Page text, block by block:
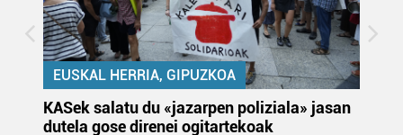
EUSKAL HERRIA, GIPUZKOA
KASek salatu du «jazarpen poliziala» jasan
dutela gose direnei ogitartekoak